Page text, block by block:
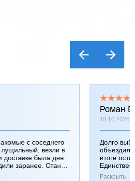
с соседнего
лущильный, везли в
доставке была дня
заранее. Станок
вопросов нет.
Роман
18.10.2025
Долго
итоге
Раскрыть